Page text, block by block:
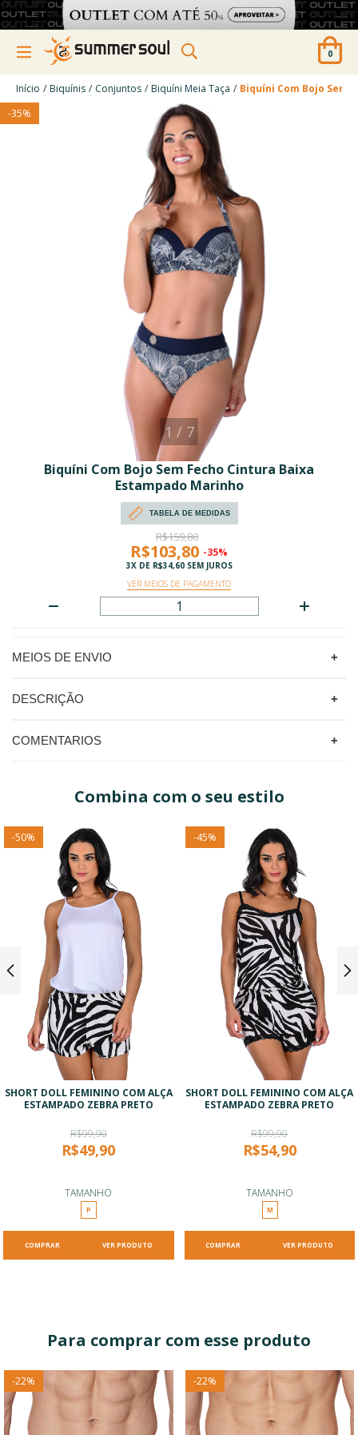
0
Início / Biquínis / Conjuntos / Biquíni Meia Taça / Biquíni Com Bojo Sem
-35%
1 / 7
Biquíni Com Bojo Sem Fecho Cintura Baixa
Estampado Marinho
TABELA DE MEDIDAS
R$159,80
R$103,80 -35%
3X DE R$34,60SEM JUROS
VER MEIOS DE PAGAMENTO
MEIOS DE ENVIO
DESCRIÇÃO
COMENTARIOS
Combina com o seu estilo
-50%
SHORT DOLL FEMININO COM ALÇA
ESTAMPADO ZEBRA PRETO
R$99,90
R$49,90
TAMANHO
P
VER PRODUTO
-45%
SHORT DOLL FEMININO COM ALÇA
ESTAMPADO ZEBRA PRETO
R$99,90
R$54,90
TAMANHO
M
VER PRODUTO
Para comprar com esse produto
-22% -22%